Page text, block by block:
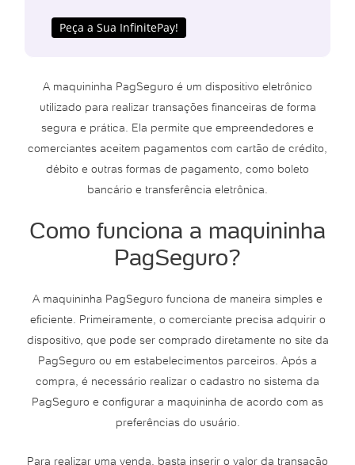
Peça a Sua InfinitePay!
A maquininha PagSeguro é um dispositivo eletrônico
utilizado para realizar transações financeiras de forma
segura e prática. Ela permite que empreendedores e
comerciantes aceitem pagamentos com cartão de crédito,
débito e outras formas de pagamento, como boleto
bancário e transferência eletrônica.
Como funciona a maquininha
PagSeguro?
A maquininha PagSeguro funciona de maneira simples e
eficiente. Primeiramente, o comerciante precisa adquirir o
dispositivo, que pode ser comprado diretamente no site da
PagSeguro ou em estabelecimentos parceiros. Após a
compra, é necessário realizar o cadastro no sistema da
PagSeguro e configurar a maquininha de acordo com as
preferências do usuário.
Para realizar uma venda, basta inserir o valor da transação